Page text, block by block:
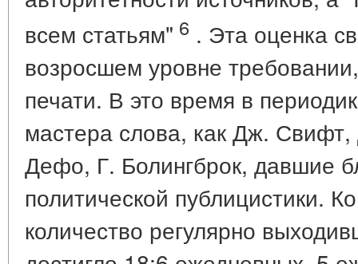
всем статьям" 6 . Эта оценка
возросшем уровне
печати. В это время в
мастера слова, как Дж.
Дефо, Г. Болингброк, давшие
политической публицистики.
количество регулярно